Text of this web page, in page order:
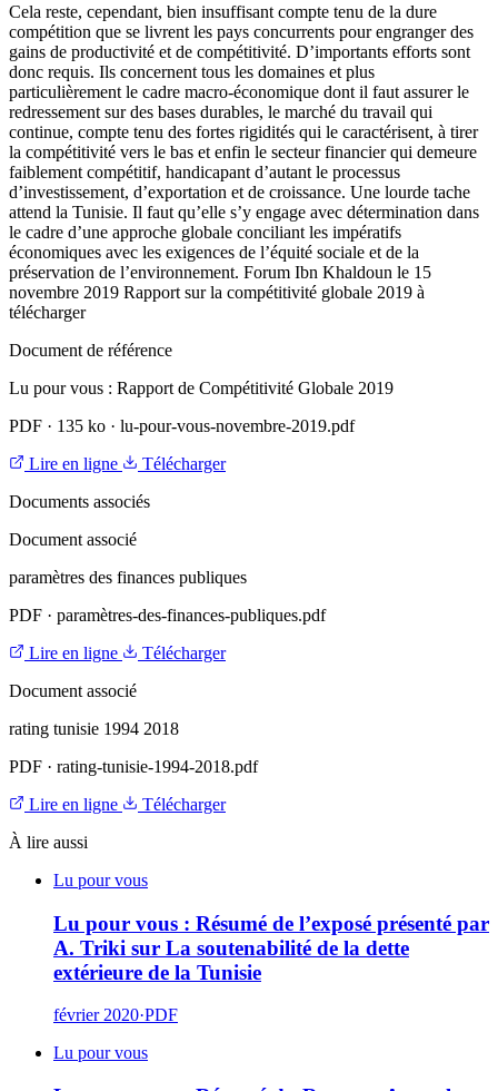
Cela reste, cependant, bien insuffisant compte tenu de la dure
compétition que se livrent les pays concurrents pour engranger des
gains de productivité et de compétitivité. D’importants efforts sont
donc requis. Ils concernent tous les domaines et plus
particulièrement le cadre macro-économique dont il faut assurer le
redressement sur des bases durables, le marché du travail qui
continue, compte tenu des fortes rigidités qui le caractérisent, à tirer
la compétitivité vers le bas et enfin le secteur financier qui demeure
faiblement compétitif, handicapant d’autant le processus
d’investissement, d’exportation et de croissance. Une lourde tache
attend la Tunisie. Il faut qu’elle s’y engage avec détermination dans
le cadre d’une approche globale conciliant les impératifs
économiques avec les exigences de l’équité sociale et de la
préservation de l’environnement. Forum Ibn Khaldoun le 15
novembre 2019 Rapport sur la compétitivité globale 2019 à
télécharger
Document de référence
Lu pour vous : Rapport de Compétitivité Globale 2019
PDF · 135 ko · lu-pour-vous-novembre-2019.pdf
Lire en ligne
Télécharger
Documents associés
Document associé
paramètres des finances publiques
PDF · paramètres-des-finances-publiques.pdf
Lire en ligne
Télécharger
Document associé
rating tunisie 1994 2018
PDF · rating-tunisie-1994-2018.pdf
Lire en ligne
Télécharger
À lire aussi
Lu pour vous
Lu pour vous : Résumé de l’exposé présenté par
A. Triki sur La soutenabilité de la dette
extérieure de la Tunisie
février 2020·PDF
Lu pour vous